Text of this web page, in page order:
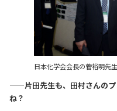
日本化学会会長の菅裕明先
——片田先生も、田村さんのプ
ね？